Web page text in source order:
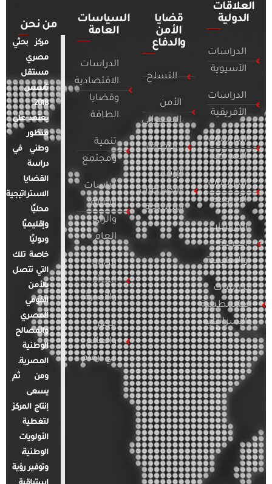
العلاقات
الدولية
الدراسات
الآسيوية
الدراسات
الأفريقية
الدراسات
الأمريكية
الدراسات
الأوروبية
الدراسات
العربية
والإقليمية
الدراسات
الفلسطينية
والإسرائيلية
قضايا
الأمن
والدفاع
التسلح
الأمن
السيبراني
التطرف
الإرهاب
والصراعات
المسلحة
السياسات
العامة
الدراسات
الاقتصادية
وقضايا
الطاقة
تنمية
ومجتمع
دراسات
الإعلام
والرأي
العام
قضايا
المرأة
والأسرة
مصر
والعالم
في أرقام
من نحن
مركز بحثي
مصري
مستقل
تأسس
2018.
يعتمد على
منظور
وطني في
دراسة
القضايا
الاستراتيجية
محليًا
وإقليميًا
ودوليًا
خاصة تلك
التي تتصل
بالأمن
القومي
المصري
والمصالح
الوطنية
المصرية.
ومن ثم
يسعى
إنتاج المركز
لتغطية
الأولويات
الوطنية،
وتوفير رؤية